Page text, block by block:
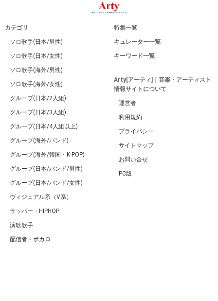
カテゴリ
ソロ歌手(日本/男性)
ソロ歌手(日本/女性)
ソロ歌手(海外/男性)
ソロ歌手(海外/女性)
グループ(日本/2人組)
グループ(日本/3人組)
グループ(日本/4人組以上)
グループ(海外/バンド)
グループ(海外/韓国・K-POP)
グループ(日本/バンド/男性)
グループ(日本/バンド/女性)
ヴィジュアル系（V系）
ラッパー・HIPHOP
演歌歌手
配信者・ボカロ
特集一覧
キュレーター一覧
キーワード一覧
Arty[アーティ]｜音楽・アーティスト
情報サイトについて
運営者
利用規約
プライバシー
サイトマップ
お問い合せ
PC版